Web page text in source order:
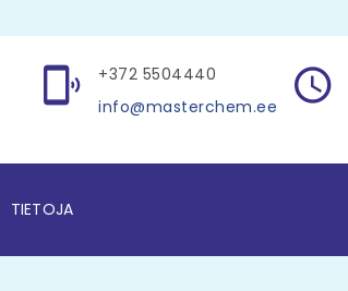
+372 5504440
info@masterchem.ee
TIETOJA